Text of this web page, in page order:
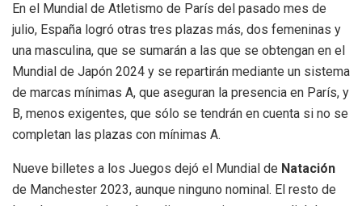
En el Mundial de Atletismo de París del pasado mes de
julio, España logró otras tres plazas más, dos femeninas y
una masculina, que se sumarán a las que se obtengan en el
Mundial de Japón 2024 y se repartirán mediante un sistema
de marcas mínimas A, que aseguran la presencia en París, y
B, menos exigentes, que sólo se tendrán en cuenta si no se
completan las plazas con mínimas A.
Nueve billetes a los Juegos dejó el Mundial de Natación
de Manchester 2023, aunque ninguno nominal. El resto de